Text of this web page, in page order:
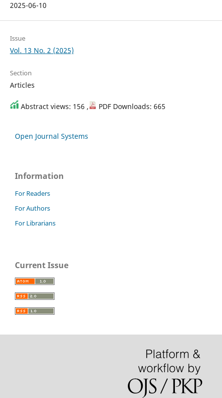
2025-06-10
Issue
Vol. 13 No. 2 (2025)
Section
Articles
Abstract views: 156 , PDF Downloads: 665
Open Journal Systems
Information
For Readers
For Authors
For Librarians
Current Issue